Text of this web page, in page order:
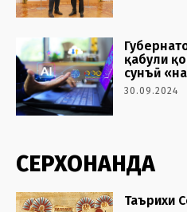
қабули
сунъӣ
30.09.2024
СЕРХОНАНДА
Таърихи